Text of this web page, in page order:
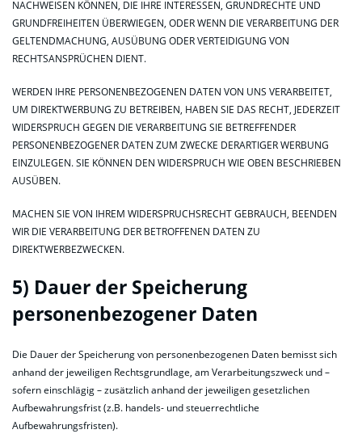
NACHWEISEN KÖNNEN, DIE IHRE INTERESSEN, GRUNDRECHTE UND
GRUNDFREIHEITEN ÜBERWIEGEN, ODER WENN DIE VERARBEITUNG DER
GELTENDMACHUNG, AUSÜBUNG ODER VERTEIDIGUNG VON
RECHTSANSPRÜCHEN DIENT.
WERDEN IHRE PERSONENBEZOGENEN DATEN VON UNS VERARBEITET,
UM DIREKTWERBUNG ZU BETREIBEN, HABEN SIE DAS RECHT, JEDERZEIT
WIDERSPRUCH GEGEN DIE VERARBEITUNG SIE BETREFFENDER
PERSONENBEZOGENER DATEN ZUM ZWECKE DERARTIGER WERBUNG
EINZULEGEN. SIE KÖNNEN DEN WIDERSPRUCH WIE OBEN BESCHRIEBEN
AUSÜBEN.
MACHEN SIE VON IHREM WIDERSPRUCHSRECHT GEBRAUCH, BEENDEN
WIR DIE VERARBEITUNG DER BETROFFENEN DATEN ZU
DIREKTWERBEZWECKEN.
5) Dauer der Speicherung
personenbezogener Daten
Die Dauer der Speicherung von personenbezogenen Daten bemisst sich
anhand der jeweiligen Rechtsgrundlage, am Verarbeitungszweck und –
sofern einschlägig – zusätzlich anhand der jeweiligen gesetzlichen
Aufbewahrungsfrist (z.B. handels- und steuerrechtliche
Aufbewahrungsfristen).